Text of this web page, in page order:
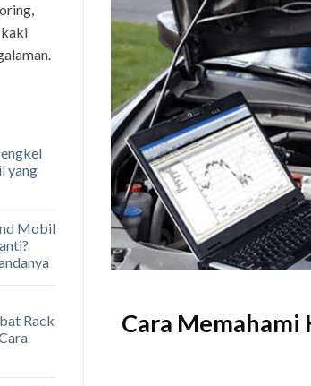
kaki
yang
Mobil
Rack
Cara Memahami